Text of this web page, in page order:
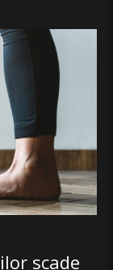
scade